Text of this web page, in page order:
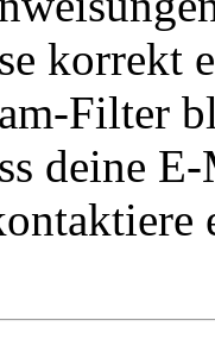
korrekt
Filter
deine